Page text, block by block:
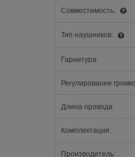
Совместимость:
Тип наушников:
Гарнитура:
Регулирование
Длина провода:
Комплектация:
Производитель: